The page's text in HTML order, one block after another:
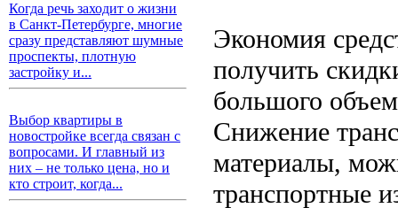
Когда речь заходит о жизни
в Санкт-Петербурге, многие
сразу представляют шумные
проспекты, плотную
застройку и...
Выбор квартиры в
новостройке всегда связан с
вопросами. И главный из
них – не только цена, но и
кто строит, когда...
Экономия
получить
большого
Снижение
материалы,
транспортные